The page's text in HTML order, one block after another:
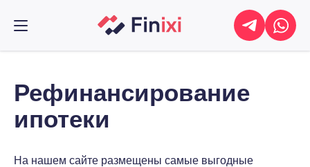
Рефинансирование
ипотеки
На нашем сайте размещены самые выгодные